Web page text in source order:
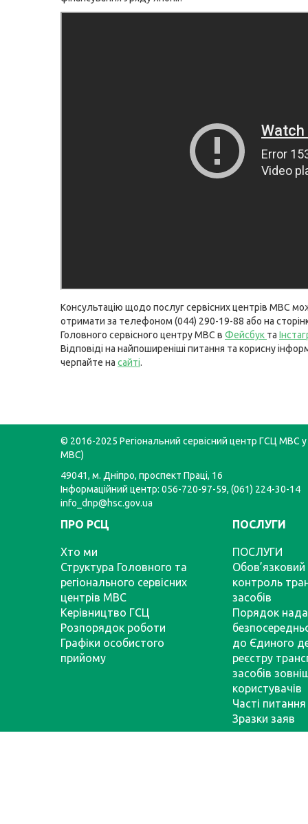
Консультацію щодо послуг сервісних центрів МВС
отримати за телефоном (044) 290-19-88 або на
Головного сервісного центру МВС в Фейсбук та
Відповіді на найпоширеніші питання та корисну
черпайте на сайті.
© 2016-2025 Регіональний сервісний центр ГСЦ МВС у
МВС)
49041, м. Дніпро, проспект Праці, 16
Інформаційний центр: 056-720-97-59, (061) 224-30-14
info_dnp@hsc.gov.ua
ПРО РСЦ
Хто ми
Структура Головного та
регіонального сервісних
центрів МВС
Керівництво ГСЦ
Розпорядок роботи
Графіки особистого
прийому
ПОСЛУГИ
ПОСЛУГИ
Обов’язковий
контроль
засобів
Порядок
до Єдиного
реєстру
засобів
користувачів
Часті питання
Зразки заяв